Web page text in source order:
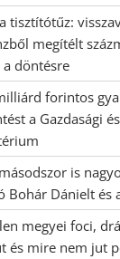
tisztítótűz:
megítélt
a döntésre
forintos
a Gazdasági
is
Bohár Dánielt és
megyei foci,
és mire nem jut